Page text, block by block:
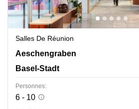
Salles De Réunion
Aeschengraben 9, Basel-Stadt
Aeschengraben
Basel-Stadt
Personnes:
6 - 10